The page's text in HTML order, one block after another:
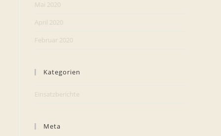
Mai 2020
April 2020
Februar 2020
Kategorien
Einsatzberichte
Meta